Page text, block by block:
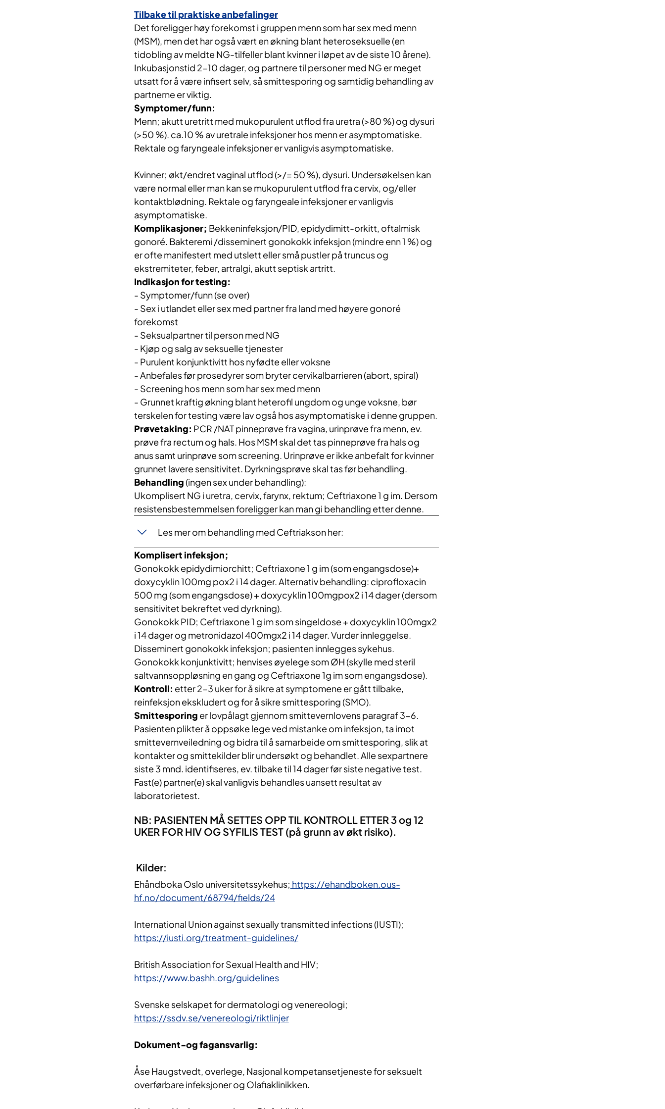
Tilbake til praktiske anbefalinger
Det foreligger høy forekomst i gruppen menn som har sex med menn
(MSM), men det har også vært en økning blant heteroseksuelle (en
tidobling av meldte NG-tilfeller blant kvinner i løpet av de siste 10 årene).
Inkubasjonstid 2-10 dager, og partnere til personer med NG er meget
utsatt for å være infisert selv, så smittesporing og samtidig behandling av
partnerne er viktig.
Symptomer/funn:
Menn; akutt uretritt med mukopurulent utflod fra uretra (>80 %) og dysuri
(>50 %). ca.10 % av uretrale infeksjoner hos menn er asymptomatiske.
Rektale og faryngeale infeksjoner er vanligvis asymptomatiske.
Kvinner; økt/endret vaginal utflod (>/= 50 %), dysuri. Undersøkelsen kan
være normal eller man kan se mukopurulent utflod fra cervix, og/eller
kontaktblødning. Rektale og faryngeale infeksjoner er vanligvis
asymptomatiske.
Komplikasjoner; Bekkeninfeksjon/PID, epidydimitt-orkitt, oftalmisk
gonoré. Bakteremi /disseminert gonokokk infeksjon (mindre enn 1 %) og
er ofte manifestert med utslett eller små pustler på truncus og
ekstremiteter, feber, artralgi, akutt septisk artritt.
Indikasjon for testing:
- Symptomer/funn (se over)
- Sex i utlandet eller sex med partner fra land med høyere gonoré
forekomst
- Seksualpartner til person med NG
- Kjøp og salg av seksuelle tjenester
- Purulent konjunktivitt hos nyfødte eller voksne
- Anbefales før prosedyrer som bryter cervikalbarrieren (abort, spiral)
- Screening hos menn som har sex med menn
- Grunnet kraftig økning blant heterofil ungdom og ungevoksne, bør
terskelen for testing være lav også hos asymptomatiske i denne gruppen. ​
Prøvetaking: PCR /NAT pinneprøve fra vagina, urinprøve fra menn, ev.
prøve fra rectum og hals. Hos MSM skal det tas pinneprøve fra hals og
anus samt urinprøve som screening. Urinprøve er ikke anbefalt for kvinner
grunnet lavere sensitivitet. Dyrkningsprøve skal tas før behandling.
Behandling(ingen sex under behandling):
Ukomplisert NG i uretra, cervix, farynx, rektum; Ceftriaxone 1 g im. Dersom
resistensbestemmelsen foreligger kan man gi behandling etter denne.
Les mer om behandling med Ceftriakson her:
Komplisert infeksjon;
Gonokokk epidydimiorchitt; Ceftriaxone 1 g im (som engangsdose)+
doxycyklin 100mg pox2 i 14 dager. Alternativ behandling: ciprofloxacin
500 mg (som engangsdose) + doxycyklin 100mgpox2 i 14 dager (dersom
sensitivitet bekreftet ved dyrkning).
Gonokokk PID; Ceftriaxone 1 g im som singeldose + doxycyklin 100mgx2
i 14 dager og metronidazol 400mgx2 i 14 dager. Vurder innleggelse.
Disseminert gonokokk infeksjon; pasienten innlegges sykehus.
Gonokokk konjunktivitt; henvises øyelege som ØH (skylle med steril
saltvannsoppløsning en gang og Ceftriaxone 1g im som engangsdose).
Kontroll: etter 2-3 uker for å sikre at symptomene er gått tilbake,
reinfeksjon ekskludert og for å sikre smittesporing (SMO).
Smittesporing er lovpålagt gjennom smittevernlovens paragraf 3-6.
Pasienten plikter å oppsøke lege ved mistanke om infeksjon, ta imot
smittevernveiledning og bidra til å samarbeide om smittesporing, slik at
kontakter og smittekilder blir undersøkt og behandlet. Alle sexpartnere
siste 3 mnd. identifiseres, ev. tilbake til 14 dager før siste negative test.
Fast(e) partner(e) skal vanligvis behandles uansett resultat av
laboratorietest.
NB: PASIENTEN MÅ SETTES OPP TIL KONTROLL ETTER 3 og 12
UKER FOR HIV OG SYFILIS TEST (på grunn av økt risiko).
Kilder:
Ehåndboka Oslo universitetssykehus; https://ehandboken.ous-
hf.no/document/68794/fields/24
International Union against sexually transmitted infections (IUSTI);
https://iusti.org/treatment-guidelines/
British Association for Sexual Health and HIV;
https://www.bashh.org/guidelines
Svenske selskapet for dermatologi og venereologi;
https://ssdv.se/venereologi/riktlinjer
Dokument-og fagansvarlig:
Åse Haugstvedt, overlege, Nasjonal kompetansetjeneste for seksuelt
overførbare infeksjoner og Olafiaklinikken.